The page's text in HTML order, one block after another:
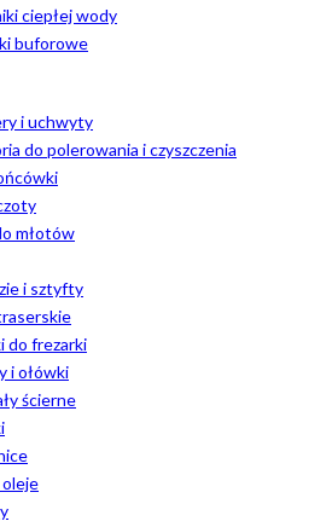
ciepłej wody
buforowe
i uchwyty
do polerowania i czyszczenia
młotów
i sztyfty
do frezarki
i ołówki
ścierne
oleje